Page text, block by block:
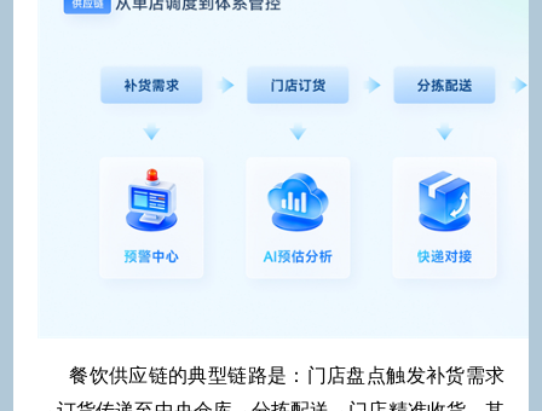
餐饮供应链的典型链路是：门店盘点触发补货需求